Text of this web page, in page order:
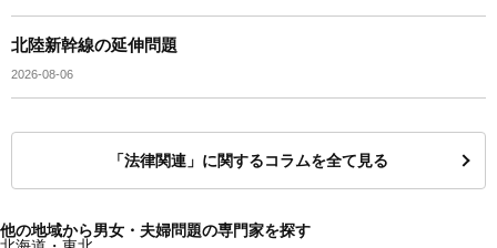
北陸新幹線の延伸問題
2026-08-06
「法律関連」に関するコラムを全て見る
他の地域から男女・夫婦問題の専門家を探す